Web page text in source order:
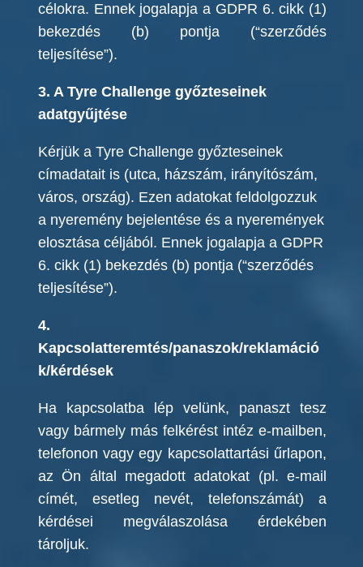
célokra. Ennek jogalapja a GDPR 6. cikk (1)
bekezdés (b) pontja (“szerződés
teljesítése”).
3. A Tyre Challenge győzteseinek
adatgyűjtése
Kérjük a Tyre Challenge győzteseinek
címadatait is (utca, házszám, irányítószám,
város, ország). Ezen adatokat feldolgozzuk
a nyeremény bejelentése és a nyeremények
elosztása céljából. Ennek jogalapja a GDPR
6. cikk (1) bekezdés (b) pontja (“szerződés
teljesítése”).
4.
Kapcsolatteremtés/panaszok/reklamáció
k/kérdések
Ha kapcsolatba lép velünk, panaszt tesz
vagy bármely más felkérést intéz e-mailben,
telefonon vagy egy kapcsolattartási űrlapon,
az Ön által megadott adatokat (pl. e-mail
címét, esetleg nevét, telefonszámát) a
kérdései megválaszolása érdekében
tároljuk.